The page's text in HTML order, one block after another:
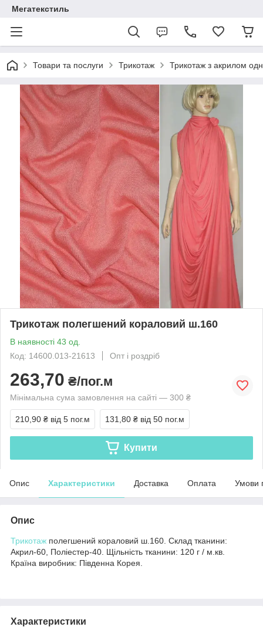
Мегатекстиль
Товари та послуги Трикотаж Трикотаж з акрилом
Трикотаж полегшений кораловий ш.160
В наявності 43 од.
Код: 14600.013-21613
Опт і роздріб
263,70 ₴/пог.м
Мінімальна сума замовлення на сайті — 300 ₴
210,90 ₴ від 5 пог.м 131,80 ₴ від 50 пог.м
Купити
Опис Характеристики Доставка Оплата Умови
Опис
Трикотаж полегшений кораловий ш.160. Склад тканини:
Акрил-60, Поліестер-40. Щільність тканини: 120 г / м.кв.
Країна виробник: Південна Корея.
Характеристики